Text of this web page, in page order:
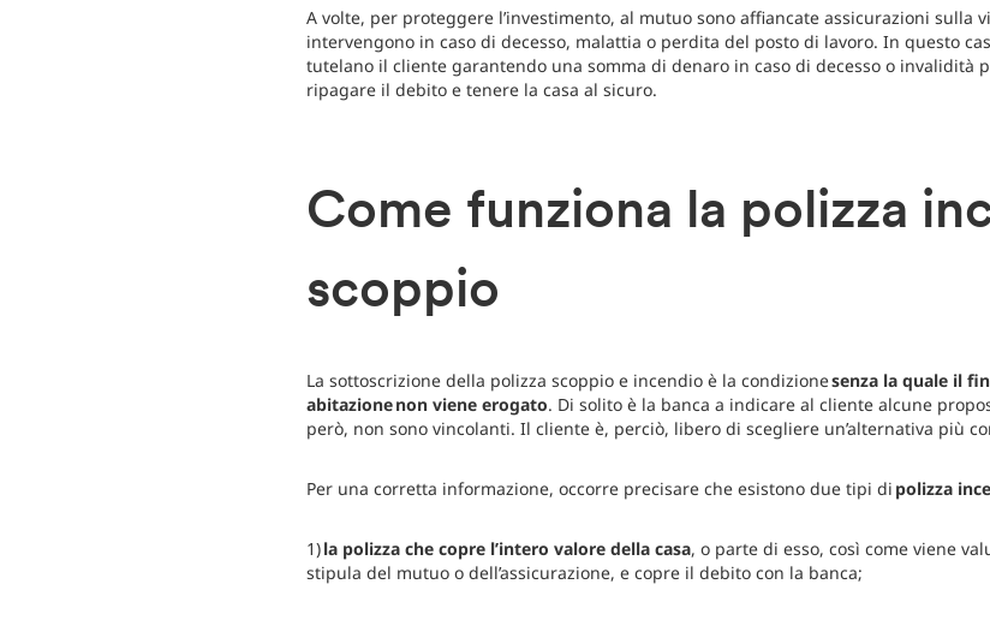
A volte, per proteggere l’investimento, al mutuo sono affiancate assicurazioni sulla
intervengono in caso di decesso, malattia o perdita del posto di lavoro. In questo
tutelano il cliente garantendo una somma di denaro in caso di decesso o invalidità
ripagare il debito e tenere la casa al sicuro.
Come funziona la polizza
scoppio
La sottoscrizione della polizza scoppio e incendio è la condizionesenza la quale il
abitazione non viene erogato. Di solito è la banca a indicare al cliente alcune
però, non sono vincolanti. Il cliente è, perciò, libero di scegliere un’alternativa più
Per una corretta informazione, occorre precisare che esistono due tipi di polizza
1)la polizza che copre l’intero valore della casa, o parte di esso, così come viene
stipula del mutuo o dell’assicurazione, e copre il debito con la banca;